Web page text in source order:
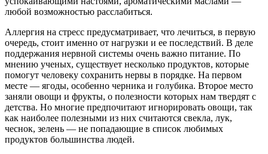
любой возможностью расслабиться.
Аллергия на стресс предусматривает, что лечиться, в первую
очередь, стоит именно от нагрузки и ее последствий. В деле
поддержания нервной системы очень важно питание. По
мнению ученых, существует несколько продуктов, которые
помогут человеку сохранить нервы в порядке. На первом
месте — ягоды, особенно черника и голубика. Второе место
заняли овощи и фрукты, о полезности которых нам твердят с
детства. Но многие предпочитают игнорировать овощи, так
как наиболее полезными из них считаются свекла, лук,
чеснок, зелень — не попадающие в список любимых
продуктов большинства людей.